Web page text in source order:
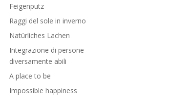
Feigenputz
Raggi del sole in inverno
Natürliches Lachen
Integrazione di persone
diversamente abili
A place to be
Impossible happiness